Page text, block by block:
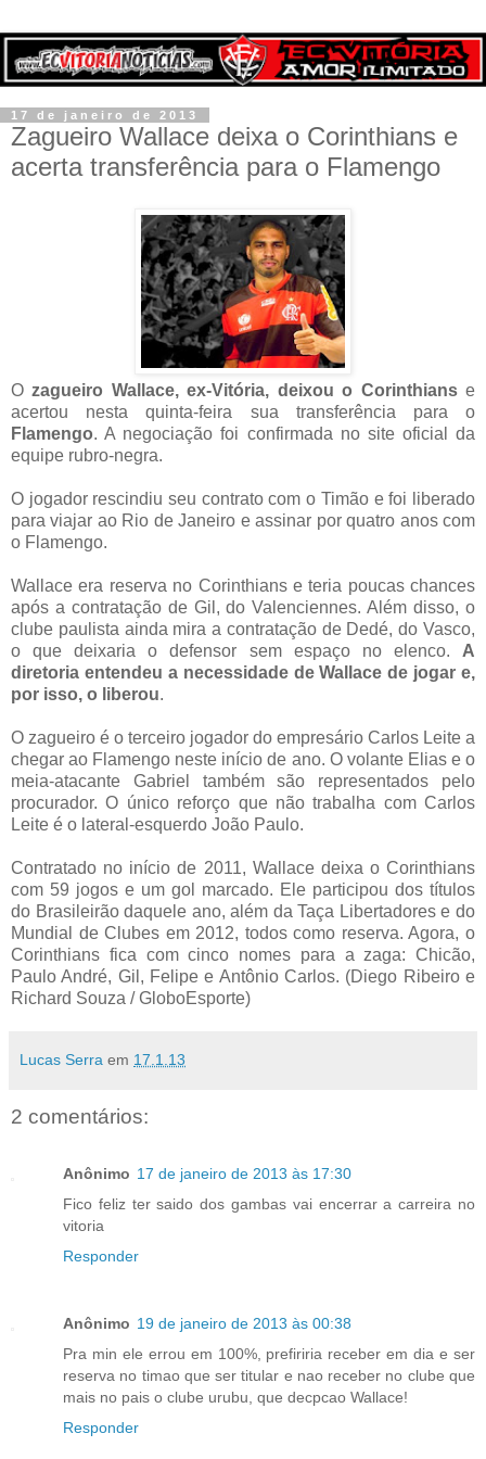
17 de janeiro de 2013
Zagueiro Wallace deixa o Corinthians e
acerta transferência para o Flamengo
Ozagueiro Wallace, ex-Vitória, deixou o Corinthianse
acertou nesta quinta-feira sua transferência para o
Flamengo. A negociação foi confirmada no site oficial da
equipe rubro-negra.
O jogador rescindiu seu contrato com o Timão e foi liberado
para viajar ao Rio de Janeiro e assinar por quatro anos com
o Flamengo.
Wallace era reserva no Corinthians e teria poucas chances
após a contratação de Gil, do Valenciennes. Além disso, o
clube paulista ainda mira a contratação de Dedé, do Vasco,
o que deixaria o defensor sem espaço no elenco. A
diretoria entendeu a necessidade de Wallace de jogar e,
por isso, o liberou.
O zagueiro é o terceiro jogador do empresário Carlos Leite a
chegar ao Flamengo neste início de ano. O volante Elias e o
meia-atacante Gabriel também são representados pelo
procurador. O único reforço que não trabalha com Carlos
Leite é o lateral-esquerdo João Paulo.
Contratado no início de 2011, Wallace deixa o Corinthians
com 59 jogos e um gol marcado. Ele participou dos títulos
do Brasileirão daquele ano, além da Taça Libertadores e do
Mundial de Clubes em 2012, todos como reserva. Agora, o
Corinthians fica com cinco nomes para a zaga: Chicão,
Paulo André, Gil, Felipe e Antônio Carlos. (Diego Ribeiro e
Richard Souza / GloboEsporte)
Lucas Serra em 17.1.13
2 comentários:
Anônimo 17 de janeiro de 2013 às 17:30
Fico feliz ter saido dos gambas vai encerrar a carreira no
vitoria
Responder
Anônimo 19 de janeiro de 2013 às 00:38
Pra min ele errou em 100%, prefiriria receber em dia e ser
reserva no timao que ser titular e nao receber no clube que
mais no pais o clube urubu, que decpcao Wallace!
Responder